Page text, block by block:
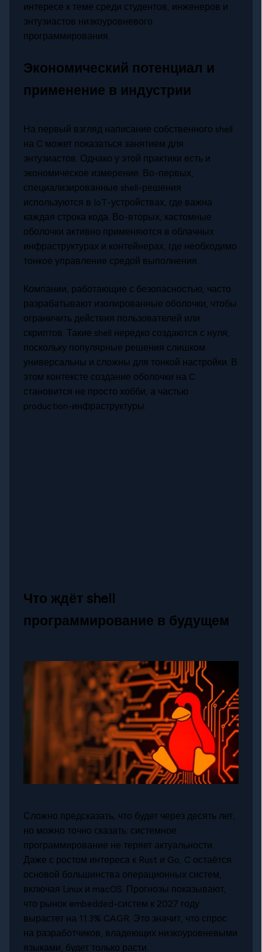
интересе к теме среди студентов, инженеров и
энтузиастов низкоуровневого
программирования.
Экономический потенциал и
применение в индустрии
На первый взгляд написание собственного shell
на C может показаться занятием для
энтузиастов. Однако у этой практики есть и
экономическое измерение. Во-первых,
специализированные shell-решения
используются в IoT-устройствах, где важна
каждая строка кода. Во-вторых, кастомные
оболочки активно применяются в облачных
инфраструктурах и контейнерах, где необходимо
тонкое управление средой выполнения.
Компании, работающие с безопасностью, часто
разрабатывают изолированные оболочки, чтобы
ограничить действия пользователей или
скриптов. Такие shell нередко создаются с нуля,
поскольку популярные решения слишком
универсальны и сложны для тонкой настройки. В
этом контексте создание оболочки на C
становится не просто хобби, а частью
production-инфраструктуры.
Что ждёт shell
программирование в будущем
Сложно предсказать, что будет через десять лет,
но можно точно сказать: системное
программирование не теряет актуальности.
Даже с ростом интереса к Rust и Go, C остаётся
основой большинства операционных систем,
включая Linux и macOS. Прогнозы показывают,
что рынок embedded-систем к 2027 году
вырастет на 11.3% CAGR. Это значит, что спрос
на разработчиков, владеющих низкоуровневыми
языками, будет только расти.